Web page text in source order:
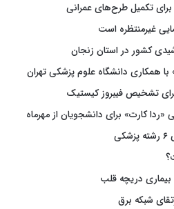
تکمیل طرح‌های عمرانی
غیرمنتظره است
کشور در استان زنجان
با همکاری دانشگاه علوم پزشکی تهران
تشخیص فیبروز کیستیک
کارت» برای دانشجویان از مهرماه
دریچه قلب
شبکه برق